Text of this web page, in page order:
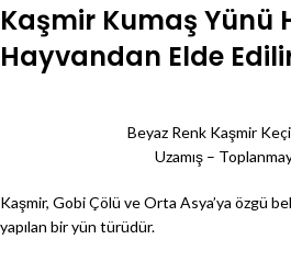
Kaşmir Kumaş Yünü
Hayvandan Elde
Beyaz Renk Kaşmir
Uzamış –
Kaşmir, Gobi Çölü ve Orta Asya’ya özgü
yapılan bir yün türüdür.